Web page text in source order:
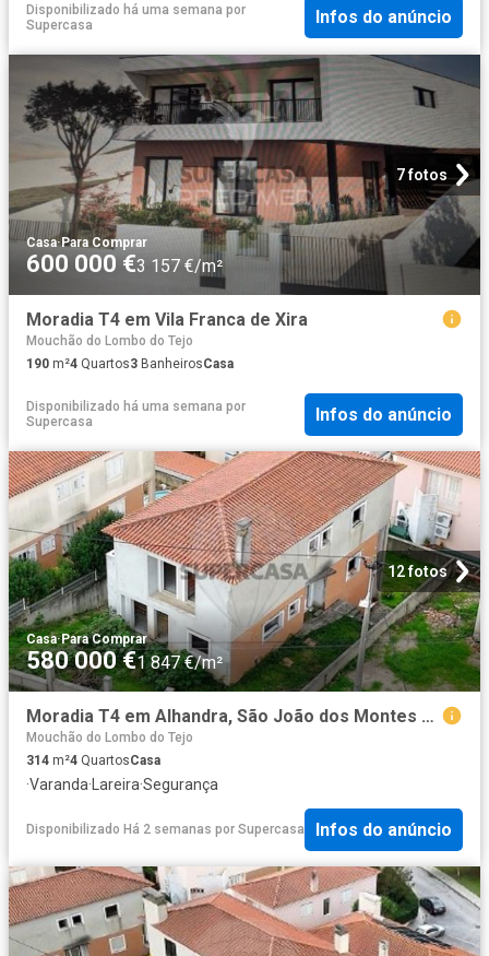
Disponibilizado há uma semana por
Supercasa
Infos do anúncio
7 fotos
Casa·Para Comprar
600 000 €3 157 €/m²
Moradia T4 em Vila Franca de Xira
Mouchão do Lombo do Tejo
190 m²4 Quartos3 BanheirosCasa
Disponibilizado há uma semana por
Supercasa
Infos do anúncio
12 fotos
Casa·Para Comprar
580 000 €1 847 €/m²
Moradia T4 em Alhandra, São João dos Montes e Calhandriz
Mouchão do Lombo do Tejo
314 m²4 QuartosCasa
·Varanda· Lareira·Segurança
Disponibilizado Há 2 semanas por Supercasa Infos do anúncio